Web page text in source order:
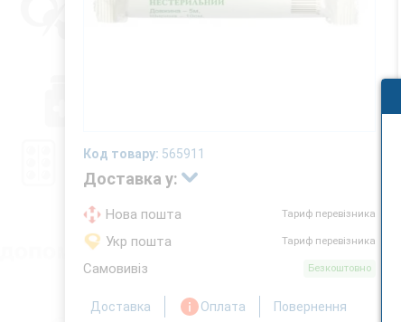
Код товару: 565911
Доставка у:
Нова пошта Тариф перевізника
Укр пошта Тариф перевізника
Самовивіз Безкоштовно
Доставка Оплата Повернення